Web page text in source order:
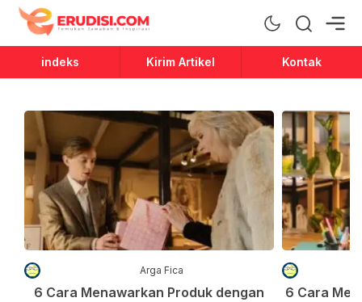
Erudisi
Temukan Jawaban dan Inspirasi
indeks Kirim Artikel Kontak
Arga Fica
6 Cara Menawarkan Produk dengan
6 Cara